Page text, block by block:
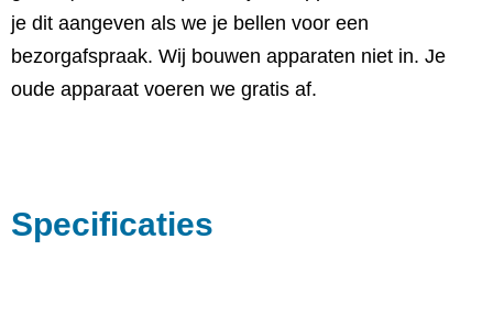
je dit aangeven als we je bellen voor een
bezorgafspraak. Wij bouwen apparaten niet in. Je
oude apparaat voeren we gratis af.
Specificaties